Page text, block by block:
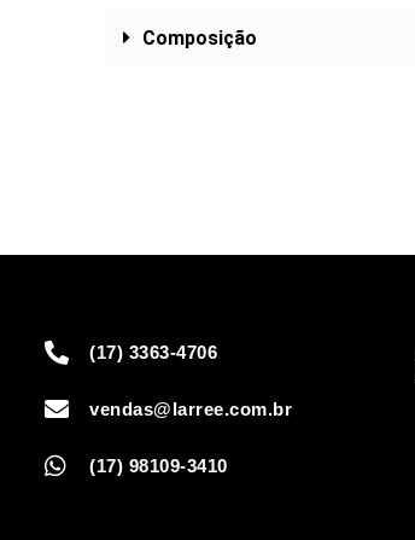
Composição
(17) 3363-4706
vendas@larree.com.br
(17) 98109-3410